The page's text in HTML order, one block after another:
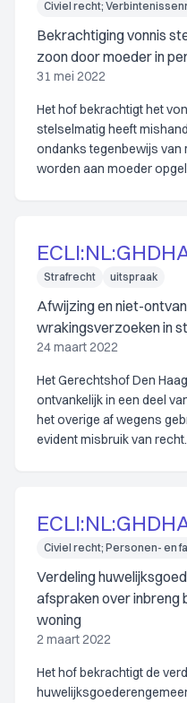
Civiel recht;
Bekrachtiging vonnis
zoon door moeder in
31 mei 2022
Het hof bekrachtigt het
stelselmatig heeft
ondanks tegenbewijs van
worden aan moeder
Strafrecht uitspraak
Afwijzing en niet-
wrakingsverzoeken in
24 maart 2022
Het Gerechtshof Den
ontvankelijk in een deel
het overige af wegens
evident misbruik van recht.
Civiel recht; Personen- en
Verdeling
afspraken over inbreng
woning
2 maart 2022
Het hof bekrachtigt de